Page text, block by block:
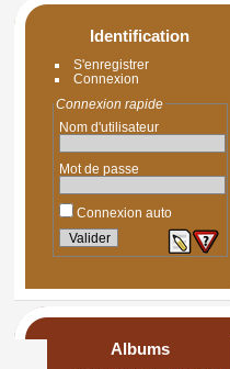
Identification
S'enregistrer
Connexion
Connexion rapide
Nom d'utilisateur
Mot de passe
Connexion auto
Albums